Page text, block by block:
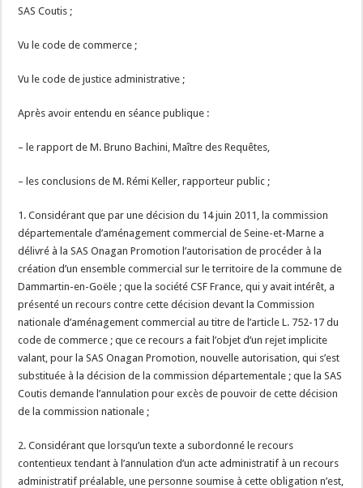
SAS Coutis ;
Vu le code de commerce ;
Vu le code de justice administrative ;
Après avoir entendu en séance publique :
– le rapport de M. Bruno Bachini, Maître des Requêtes,
– les conclusions de M. Rémi Keller, rapporteur public ;
1. Considérant que par une décision du 14 juin 2011, la commission
départementale d’aménagement commercial de Seine-et-Marne a
délivré à la SAS Onagan Promotion l’autorisation de procéder à la
création d’un ensemble commercial sur le territoire de la commune de
Dammartin-en-Goële ; que la société CSF France, qui y avait intérêt, a
présenté un recours contre cette décision devant la Commission
nationale d’aménagement commercial au titre de l’article L. 752-17 du
code de commerce ; que ce recours a fait l’objet d’un rejet implicite
valant, pour la SAS Onagan Promotion, nouvelle autorisation, qui s’est
substituée à la décision de la commission départementale ; que la SAS
Coutis demande l’annulation pour excès de pouvoir de cette décision
de la commission nationale ;
2. Considérant que lorsqu’un texte a subordonné le recours
contentieux tendant à l’annulation d’un acte administratif à un recours
administratif préalable, une personne soumise à cette obligation n’est,